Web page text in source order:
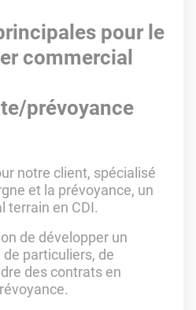
pour le
commercial
prévoyance
notre client, spécialisé
et la prévoyance, un
terrain en CDI.
de développer un
particuliers, de
des contrats en